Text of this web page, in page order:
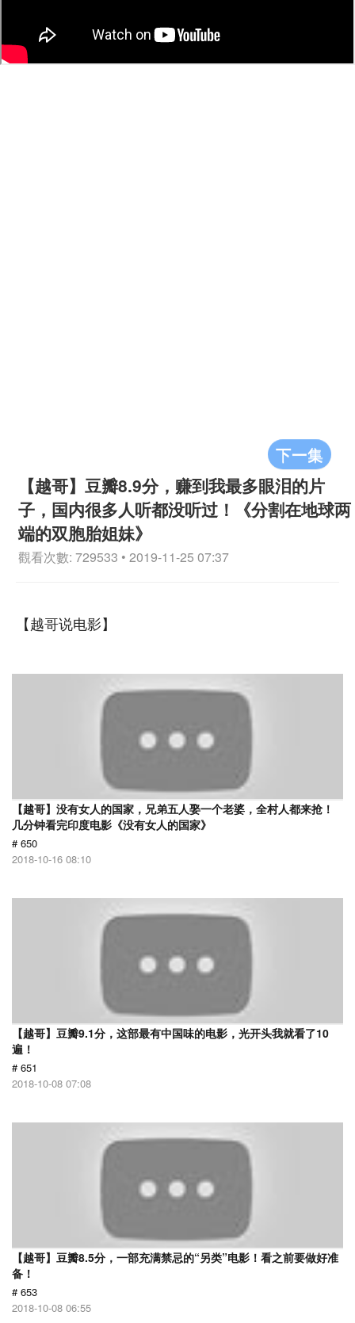
下一集
【越哥】豆瓣8.9分，赚到我最多眼泪的片
子，国内很多人听都没听过！《分割在地球两
端的双胞胎姐妹》
觀看次數: 729533 • 2019-11-25 07:37
【越哥说电影】
【越哥】没有女人的国家，兄弟五人娶一个老婆，全村人都来抢！
几分钟看完印度电影《没有女人的国家》
# 650
2018-10-16 08:10
【越哥】豆瓣9.1分，这部最有中国味的电影，光开头我就看了10
遍！
# 651
2018-10-08 07:08
【越哥】豆瓣8.5分，一部充满禁忌的“另类”电影！看之前要做好准
备！
# 653
2018-10-08 06:55